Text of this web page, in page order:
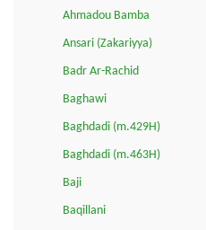
Ahmadou Bamba
Ansari (Zakariyya)
Badr Ar-Rachid
Baghawi
Baghdadi (m.429H)
Baghdadi (m.463H)
Baji
Baqillani